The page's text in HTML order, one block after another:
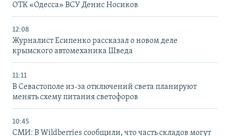
ОТК «Одесса» ВСУ Денис Носиков
12:08
Журналист Есипенко рассказал о новом деле
крымского автомеханика Шведа
11:11
В Севастополе из-за отключений света планируют
менять схему питания светофоров
10:45
СМИ: В Wildberries сообщили, что часть складов могут